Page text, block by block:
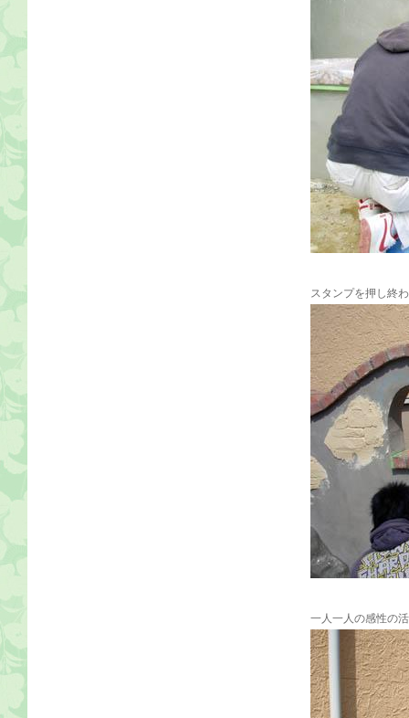
スタンプを押し終
一人一人の感性の